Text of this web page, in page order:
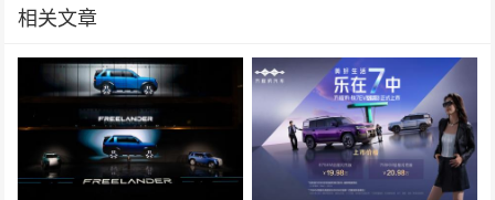
相关文章